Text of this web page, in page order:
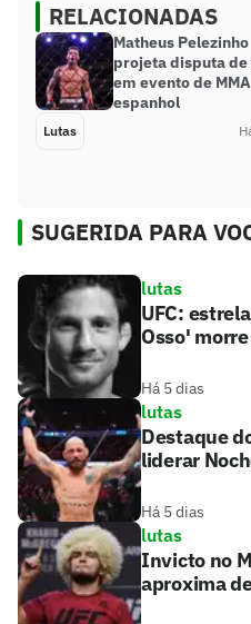
RELACIONADAS
Matheus Pelezinho
projeta disputa
em evento de MMA
espanhol
Lutas
SUGERIDA PARA
lutas
UFC:
Osso'
Há 5 dias
lutas
Destaque
liderar
Há 5 dias
lutas
Invicto no
aproxima